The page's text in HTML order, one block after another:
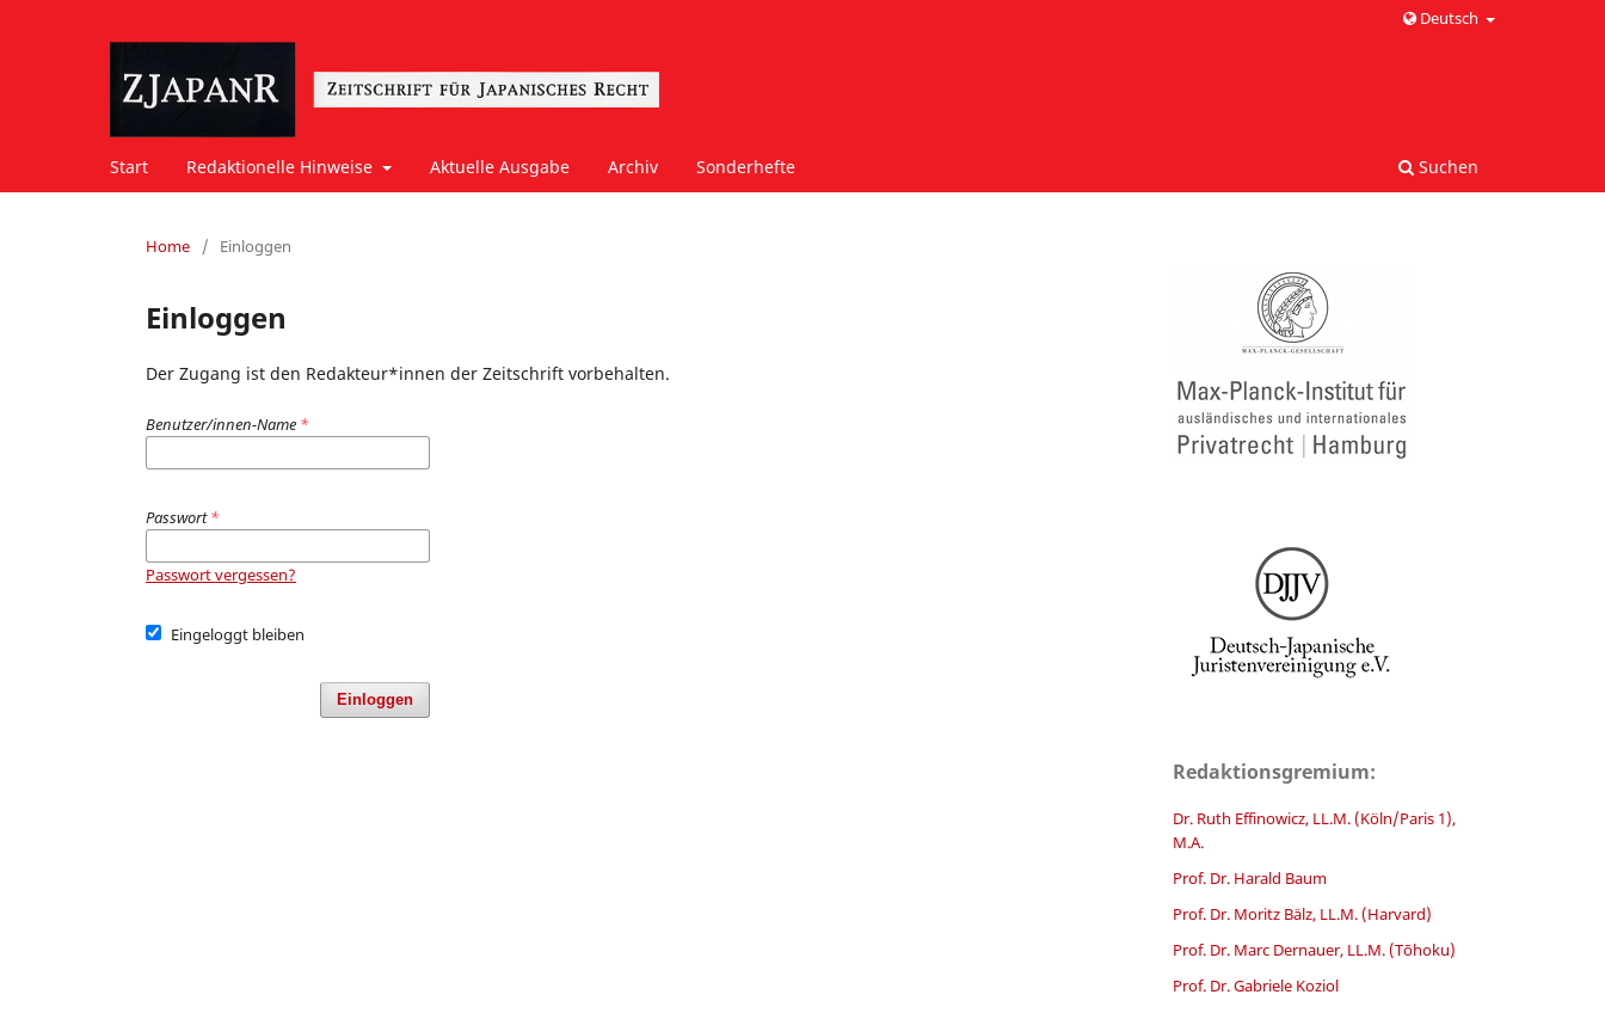
Start Redaktionelle Hinweise Aktuelle Ausgabe Archiv Sonderhefte Suchen
Deutsch
Home / Einloggen
Einloggen
Der Zugang ist den Redakteur*innen der Zeitschrift vorbehalten.
Benutzer/innen-Name *
Passwort*
Passwort vergessen?
Eingeloggt bleiben
Einloggen
Redaktionsgremium:
Dr. Ruth Effinowicz, LL.M. (Köln/Paris 1),
M.A.
Prof. Dr. Harald Baum
Prof. Dr. Moritz Bälz, LL.M. (Harvard)
Prof. Dr. Marc Dernauer, LL.M. (Tōhoku)
Prof. Dr. Gabriele Koziol